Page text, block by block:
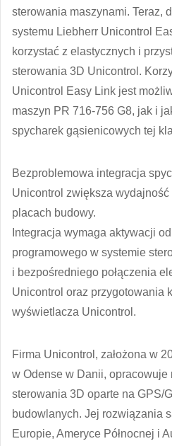
sterowania maszynami. Teraz,
systemu Liebherr Unicontrol
korzystać z elastycznych i
sterowania 3D Unicontrol.
Unicontrol Easy Link jest
maszyn PR 716-756 G8, jak i
spycharek gąsienicowych tej
Bezproblemowa integracja
Unicontrol zwiększa
placach budowy.
Integracja wymaga aktywacji
programowego w systemie
i bezpośredniego połączenia
Unicontrol oraz przygotowania
wyświetlacza Unicontrol.
Firma Unicontrol, założona w
w Odense w Danii, opracowuje
sterowania 3D oparte na GPS/
budowlanych. Jej rozwiązania
Europie, Ameryce Północnej i